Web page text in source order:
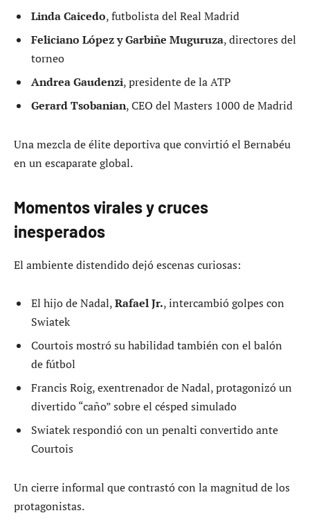
Linda Caicedo, futbolista del Real Madrid
Feliciano López y Garbiñe Muguruza, directores del
torneo
Andrea Gaudenzi, presidente de la ATP
Gerard Tsobanian, CEO del Masters 1000 de Madrid
Una mezcla de élite deportiva que convirtió el Bernabéu
en un escaparate global.
Momentos virales y cruces
inesperados
El ambiente distendido dejó escenas curiosas:
El hijo de Nadal,Rafael Jr., intercambió golpes con
Swiatek
Courtois mostró su habilidad también con el balón
de fútbol
Francis Roig, exentrenador de Nadal, protagonizó un
divertido “caño” sobre el césped simulado
Swiatek respondió con un penalti convertido ante
Courtois
Un cierre informal que contrastó con la magnitud de los
protagonistas.